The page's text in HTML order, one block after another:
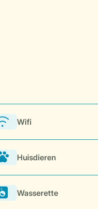
Wifi
Huisdieren
Wasserette